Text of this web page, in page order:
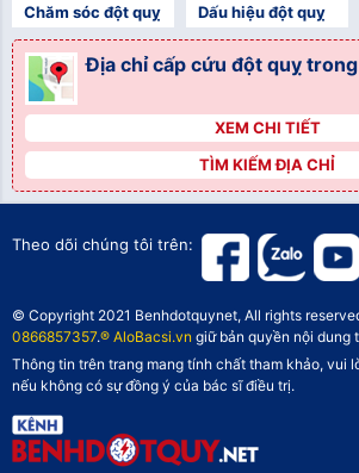
">
Chăm sóc đột quỵ
">
Dấu hiệu đột quỵ
Địa chỉ cấp cứu đột quỵ
XEM CHI TIẾT
TÌM KIẾM ĐỊA CHỈ
Theo dõi chúng tôi trên:
© Copyright 2021 Benhdotquynet, All rights
0866857357.® AloBacsi.vn giữ bản quyền nội dung
Thông tin trên trang mang tính chất tham khảo, vui
nếu không có sự đồng ý của bác sĩ điều trị.